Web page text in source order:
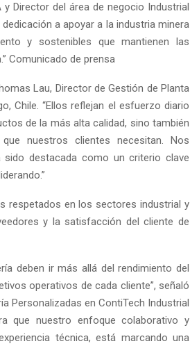
y Director del área de negocio Industrial
a apoyar a la industria minera
y sostenibles que mantienen las
Comunicado de prensa
Lau, Director de Gestión de Planta
Chile. “Ellos reflejan el esfuerzo diario
de la más alta calidad, sino también
nuestros clientes necesitan. Nos
sido destacada como un criterio clave
respetados en los sectores industrial y
y la satisfacción del cliente de
deben ir más allá del rendimiento del
operativos de cada cliente”, señaló
Personalizadas en ContiTech Industrial
que nuestro enfoque colaborativo y
técnica, está marcando una